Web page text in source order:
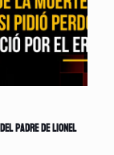
padre de Lionel